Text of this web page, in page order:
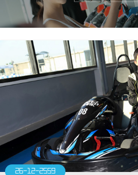
26-12-2559